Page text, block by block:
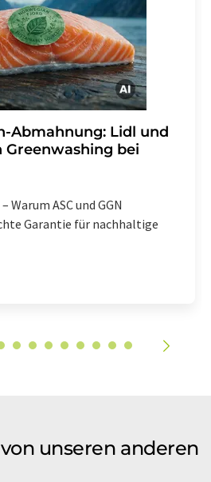
Newsletters
Abmahnung: Lidl und
bei
Warum ASC und GGN
Garantie für nachhaltige
unseren anderen